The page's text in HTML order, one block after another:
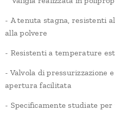
- A tenuta stagna, resistenti
alla polvere
- Resistenti a temperature
- Valvola di pressurizzazione
apertura facilitata
- Specificamente studiate per